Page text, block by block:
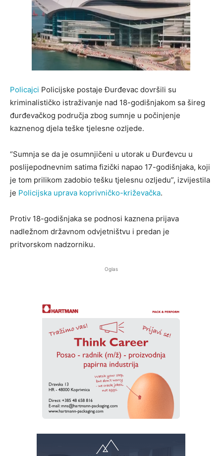
Policajci Policijske postaje Đurđevac dovršili su
kriminalističko istraživanje nad 18-godišnjakom sa šireg
đurđevačkog područja zbog sumnje u počinjenje
kaznenog djela teške tjelesne ozljede.
“Sumnja se da je osumnjičeni u utorak u Đurđevcu u
poslijepodnevnim satima fizički napao 17-godišnjaka, koji
je tom prilikom zadobio tešku tjelesnu ozljedu”, izvijestila
je Policijska uprava koprivničko-križevačka.
Protiv 18-godišnjaka se podnosi kaznena prijava
nadležnom državnom odvjetništvu i predan je
pritvorskom nadzorniku.
Oglas